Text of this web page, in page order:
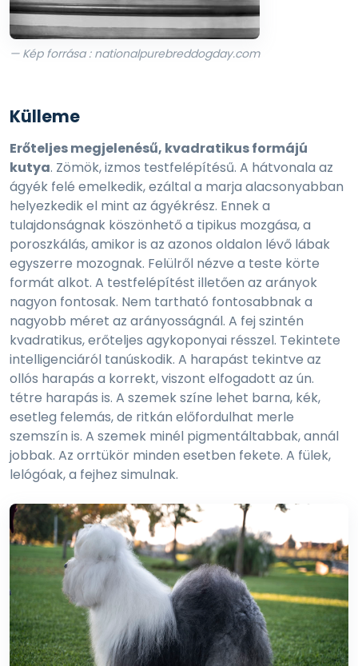
— Kép forrása : nationalpurebreddogday.com
Külleme
Erőteljes megjelenésű, kvadratikus formájú
kutya. Zömök, izmos testfelépítésű. A hátvonala az
ágyék felé emelkedik, ezáltal a marja alacsonyabban
helyezkedik el mint az ágyékrész. Ennek a
tulajdonságnak köszönhető a tipikus mozgása, a
poroszkálás, amikor is az azonos oldalon lévő lábak
egyszerre mozognak. Felülről nézve a teste körte
formát alkot. A testfelépítést illetően az arányok
nagyon fontosak. Nem tartható fontosabbnak a
nagyobb méret az arányosságnál. A fej szintén
kvadratikus, erőteljes agykoponyai résszel. Tekintete
intelligenciáról tanúskodik. A harapást tekintve az
ollós harapás a korrekt, viszont elfogadott az ún.
tétre harapás is. A szemek színe lehet barna, kék,
esetleg felemás, de ritkán előfordulhat merle
szemszín is. A szemek minél pigmentáltabbak, annál
jobbak. Az orrtükör minden esetben fekete. A fülek,
lelógóak, a fejhez simulnak.